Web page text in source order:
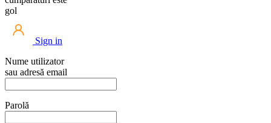
gol
Sign in
Nume utilizator
sau adresă email
Parolă